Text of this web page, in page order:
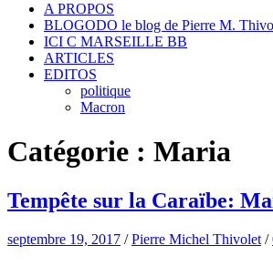
A PROPOS
BLOGODO le blog de Pierre M.
ICI C MARSEILLE BB
ARTICLES
EDITOS
politique
Macron
Catégorie : Maria
Tempête sur la Caraïbe:
septembre 19, 2017 /Pierre Michel Thivolet /